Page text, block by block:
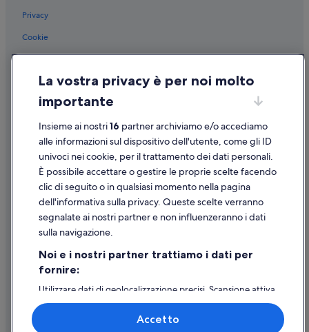
Privacy
Cookie
Informazioni legali/Contatti
Linee guida sui contenuti e segnalazione dei contenuti
Supporto
Assistenza clienti
Contattaci
Come cancellare un volo
Come modificare la prenotazione di un hotel o una casa vacanze
Utilizzare un coupon Expedia
Documenti per i viaggi internazionali
La vostra privacy è per noi molto
importante
Insieme ai nostri16 partner archiviamo e/o accediamo
alle informazioni sul dispositivo dell'utente, come gli ID
univoci nei cookie, per il trattamento dei dati personali.
È possibile accettare o gestire le proprie scelte facendo
clic di seguito o in qualsiasi momento nella pagina
dell'informativa sulla privacy. Queste scelte verranno
segnalate ai nostri partner e non influenzeranno i dati
sulla navigazione.
Noi e i nostri partner trattiamo i dati per
fornire:
Utilizzare dati di geolocalizzazione precisi. Scansione attiva
delle caratteristiche del dispositivo ai fini
dell’identificazione. Archiviare informazioni su dispositivo
e/o accedervi. Pubblicità e contenuti personalizzati,
Accetto